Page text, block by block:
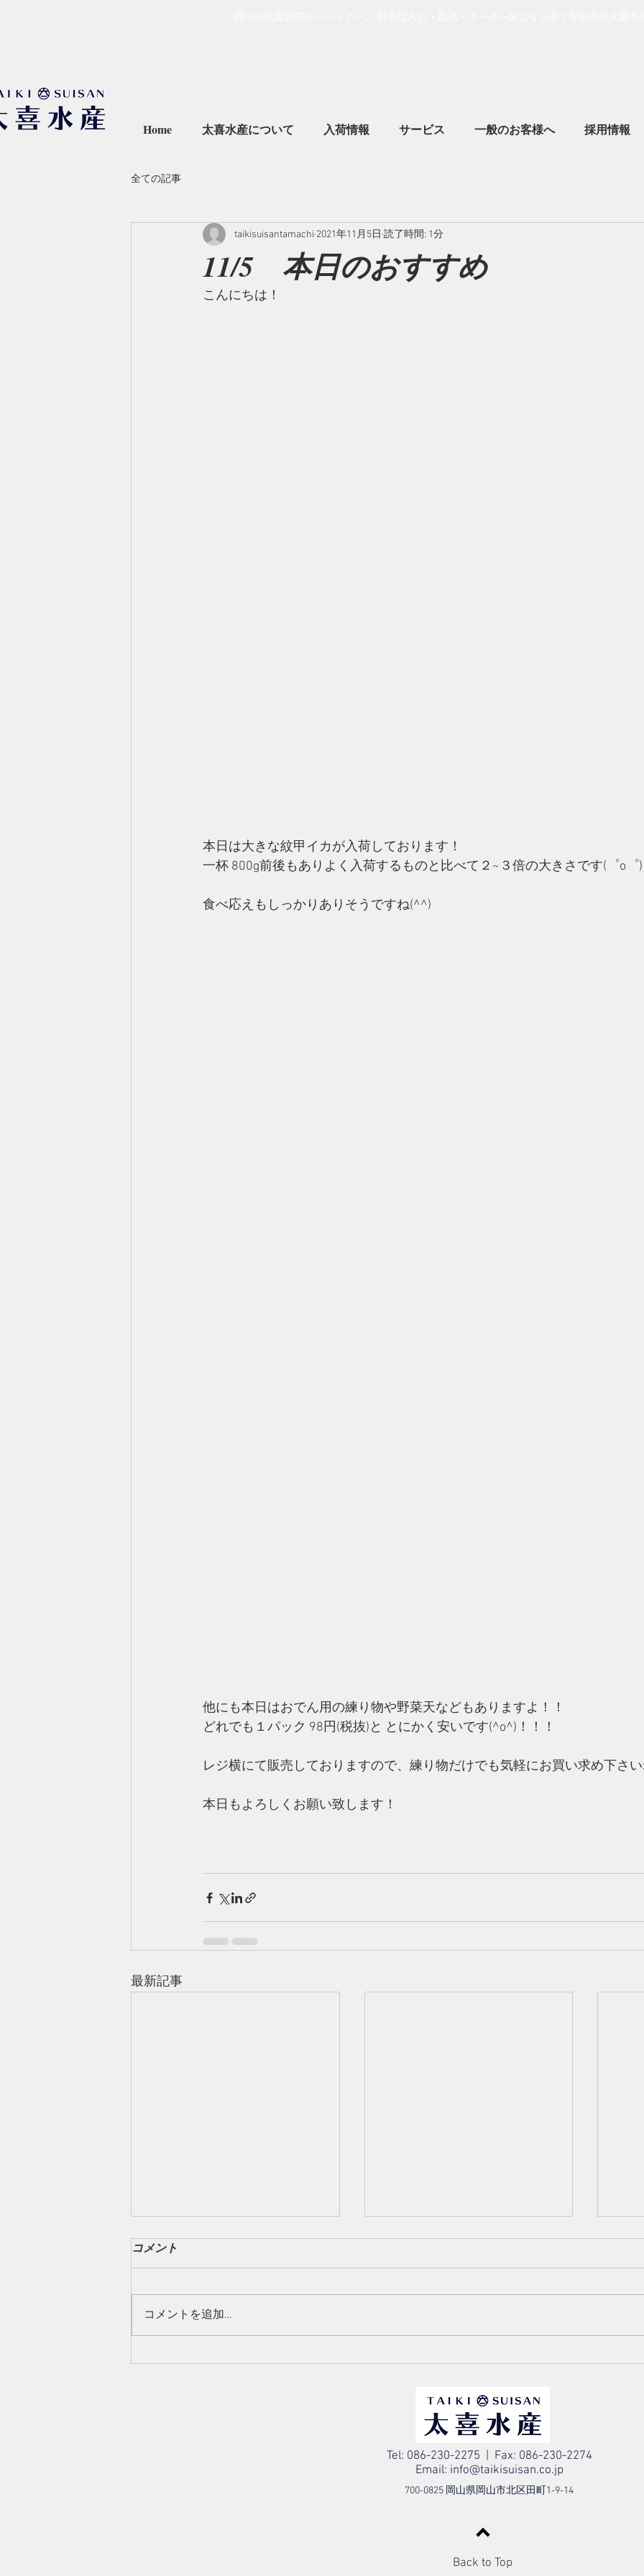
Home 太喜水産について 入荷情報 サービス 一般のお客様へ 採用情報
全ての記事
11/5 本日のおすすめ
taikisuisantamachi 2021年11月5日 読了時間: 1分
こんにちは！
本日は大きな紋甲イカが入荷しております！
一杯 800g前後もありよく入荷するものと比べて２~３倍の大きさです(゜o゜
食べ応えもしっかりありそうですね(^^)
他にも本日はおでん用の練り物や野菜天などもありますよ！！
どれでも１パック 98円(税抜)と とにかく安いです(^o^)！！！
レジ横にて販売しておりますので、練り物だけでも気軽にお買い求め下さ
本日もよろしくお願い致します！
最新記事
6/28 本日のおすすめ 6/27 本日のおすすめ 6/
コメント
コメントを追加…
Tel: 086-230-2275 | Fax: 086-230-2274
Email: info@taikisuisan.co.jp
700-0825 岡山県岡山市北区田町1-9-14
Back to Top